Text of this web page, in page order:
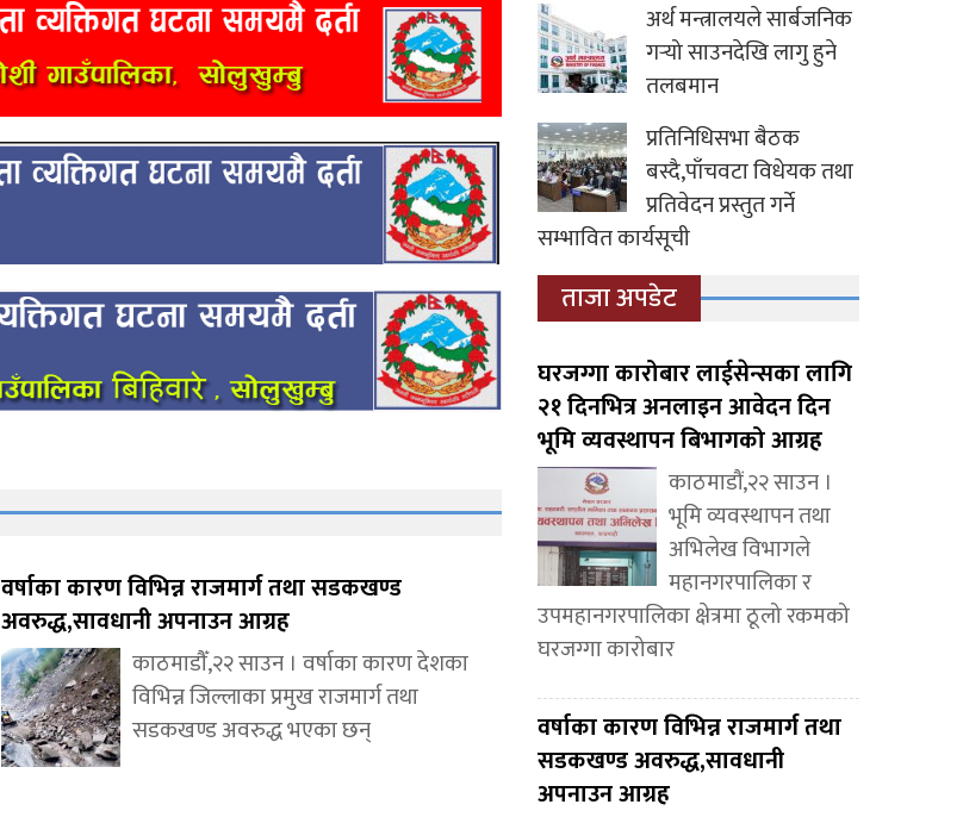
वर्षाका कारण विभिन्न राजमार्ग तथा सडकखण्ड
अवरुद्ध,सावधानी अपनाउन आग्रह
काठमाडौँ,२२ साउन । वर्षाका कारण देशका
विभिन्न जिल्लाका प्रमुख राजमार्ग तथा
सडकखण्ड अवरुद्ध भएका छन्
अर्थ मन्त्रालयले सार्बजनिक
गर्‍यो साउनदेखि लागु हुने
तलबमान
प्रतिनिधिसभा बैठक
बस्दै,पाँचवटा विधेयक तथा
प्रतिवेदन प्रस्तुत गर्ने
सम्भावित कार्यसूची
ताजा अपडेट
घरजग्गा कारोबार लाईसेन्सका लागि
२१ दिनभित्र अनलाइन आवेदन दिन
भूमि व्यवस्थापन बिभागको आग्रह
काठमाडौं,२२ साउन ।
भूमि व्यवस्थापन तथा
अभिलेख विभागले
महानगरपालिका र
उपमहानगरपालिका क्षेत्रमा ठूलो रकमको
घरजग्गा कारोबार
वर्षाका कारण विभिन्न राजमार्ग तथा
सडकखण्ड अवरुद्ध,सावधानी
अपनाउन आग्रह